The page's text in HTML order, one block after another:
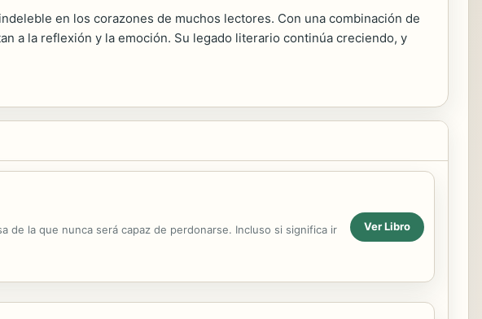
en los corazones de muchos lectores. Con una combinación de
a la reflexión y la emoción. Su legado literario continúa creciendo, y
de la que nunca será capaz de perdonarse. Incluso si significa ir
Ver Libro